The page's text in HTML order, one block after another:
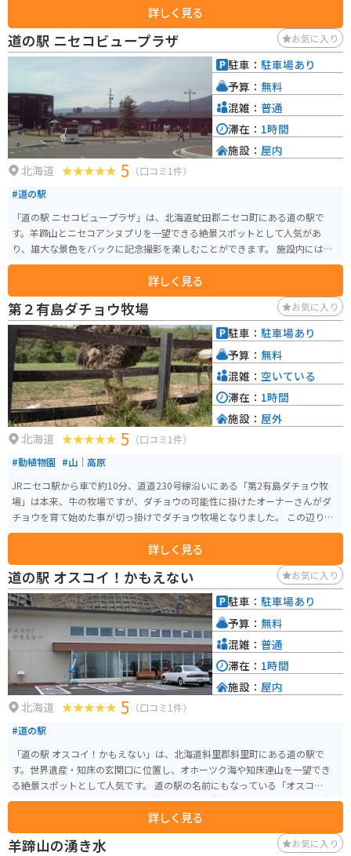
料理を提供するレストランがあります。 バイクで訪れる場合、日本海沿岸を
走る国道229号線からアクセスできます。道の駅には広い駐車場があり、休憩
場所としても最適です。周辺には、奇岩が連なる絶景スポット「神威岬」
や、透明度の高い海水浴場「寿都弁慶岬」など、観光スポットも点在してい
黒松内牛は、きめ細やかな肉質ととろけるような脂身が特徴で、道の駅内の
レストランでも味わえます。また、日本海の新鮮な魚介類も豊富で、ウニや
カニ、ホッケなどもおすすめです。
詳しく見る
道の駅 ニセコビュープラザ お気に入り
北海道 5 （口コミ1件）
#道の駅
「道の駅 ニセコビュープラザ」は、北海道虻田郡ニセコ町にある道の駅で
す。羊蹄山とニセコアンヌプリを一望できる絶景スポットとして人気があ
り、雄大な景色をバックに記念撮影を楽しむことができます。 施設内には、
地元の農産物や特産品を販売するショップや、ニセコ周辺の観光情報を提供
節の味覚を味わえると評判です。また、ニセコチーズ工房のチーズや、倶知
安町のじゃがいもを使ったコロッケなど、地元グルメも充実しています。 バ
イクで訪れる際は、駐車場から羊蹄山とニセコアンヌプリを眺めることがで
きるのでおすすめです。周辺には、ニセコパノラマラインなど、景色が良い道
が多いので、ツーリングにも最適です。
詳しく見る
駐車： 駐車場あり
予算： 無料
混雑： 普通
滞在： 1時間
施設： 屋内
第２有島ダチョウ牧場 お気に入り
北海道 5 （口コミ1件）
#動植物園 #山｜高原
JRニセコ駅から車で約10分、道道230号線沿いにある「第2有島ダチョウ牧
場」は本来、牛の牧場ですが、ダチョウの可能性に掛けたオーナーさんがダ
チョウを育て始めた事が切っ掛けでダチョウ牧場となりました。 この辺り一
帯はニセコ町の「ふるさと眺望点」にも選ばれているとても眺めの良いとこ
ろで羊蹄山を背景にダチョウの姿を撮影できるうえに無料（餌代のみ100円）
で開放されている牧場です。近年はダチョウを使用したお土産も売られるよ
うになり、話題となっています。
詳しく見る
駐車： 駐車場あり
予算： 無料
混雑： 空いている
滞在： 1時間
施設： 屋外
道の駅 オスコイ！かもえない お気に入り
北海道 5 （口コミ1件）
#道の駅
「道の駅 オスコイ！かもえない」は、北海道斜里郡斜里町にある道の駅で
す。世界遺産・知床の玄関口に位置し、オホーツク海や知床連山を一望でき
る絶景スポットとして人気です。 道の駅の名前にもなっている「オスコ
イ！」はアイヌ語で「みんなで一緒に」という意味で、地域の結びつきを大
切にしたいという願いが込められています。館内には、知床の観光情報はも
ちろん、地元の特産品を販売するショップや、新鮮な魚介類を使った料理が
楽しめるレストランがあります。 バイクで訪れる場合、道の駅から知床峠へ
詳しく見る
駐車： 駐車場あり
予算： 無料
混雑： 普通
滞在： 1時間
施設： 屋内
羊蹄山の湧き水 お気に入り